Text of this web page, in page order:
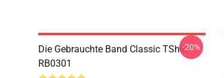
Die Gebrauchte Band Classic TShirt
RB0301
-20%